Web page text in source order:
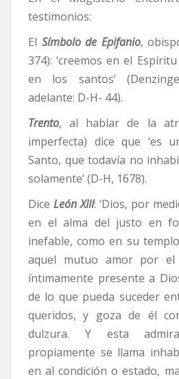
testimonios:
El Símbolo de Epifanio,
374): ‘creemos en el
en los santos’
adelante: D-H- 44).
Trento, al hablar de la
imperfecta) dice que ‘es
Santo, que todavía no
solamente’ (D-H, 1678).
Dice León XIII: ‘Dios, por
en el alma del justo en
inefable, como en su
aquel mutuo amor por
íntimamente presente a
de lo que pueda suceder
queridos, y goza de él
dulzura. Y esta
propiamente se llama
en al condición o estado,